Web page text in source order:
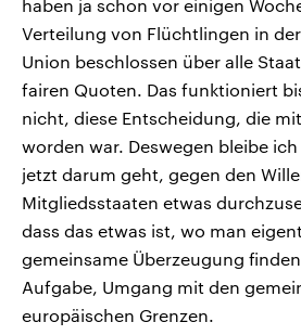
haben ja schon vor einigen
Verteilung von Flüchtlingen in
Union beschlossen über alle
fairen Quoten. Das funktioniert
nicht, diese Entscheidung, die
worden war. Deswegen bleibe
jetzt darum geht, gegen den
Mitgliedsstaaten etwas
dass das etwas ist, wo man
gemeinsame Überzeugung
Aufgabe, Umgang mit den
europäischen Grenzen.